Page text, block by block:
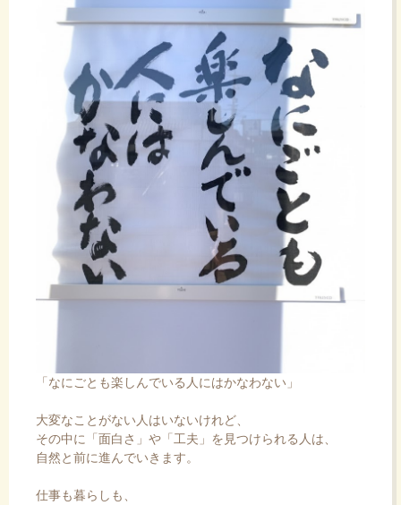
「なにごとも楽しんでいる人にはかなわない」
大変なことがない人はいないけれど、
その中に「面白さ」や「工夫」を見つけられる人は、
自然と前に進んでいきます。
仕事も暮らしも、